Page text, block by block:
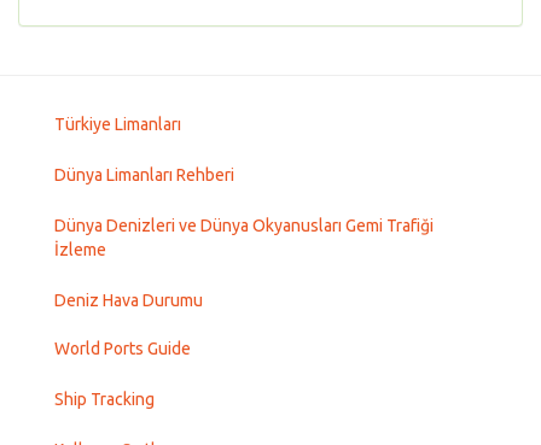
Türkiye Limanları
Dünya Limanları Rehberi
Dünya Denizleri ve Dünya Okyanusları Gemi Trafiği
İzleme
Deniz Hava Durumu
World Ports Guide
Ship Tracking